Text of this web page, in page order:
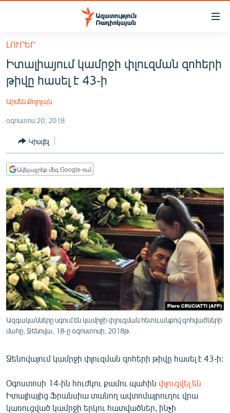
Մատչելիության
հիմնական
բովանդակությանը
Անցնել
հիմնական
մենյուին
ՀԱՅԱՍՏԱՆ
ՔԱՂԱՔԱԿԱՆ
ԸՆՏՐՈՒԹՅՈՒՆՆԵՐ 2026
ԻՐԱՎՈՒՆՔ
ՀԱՍԱՐԱԿՈՒԹՅՈՒՆ
ՏՆՏԵՍՈՒԹՅՈՒՆ
ՊԱՏԵՐԱԶՄԻ 6 ՇԱԲԱԹՆԵՐԸ
ՏԱՐԱԾԱՇՐՋԱՆ
ՄԻՋԱԶԳԱՅԻՆ
ՄՇԱԿՈՒՅԹ
ՍՊՈՐՏ
ՄԵԿՆԱԲԱՆՈՒԹՅՈՒՆ
ՏՏ ԵՒ ԻՆՏԵՐՆԵՏ
ԿՈՐՈՆԱՎԻՐՈՒՍ
ԲԱՆԱՎԵՃ
ՁԳՏԵԼՈՎ ԼԱՎԱԳՈՒՅՆԻՆ
ԼՈՒՐԵՐ
Իտալիայում կամրջի փլուզման զոհերի
թիվը հասել է 43-ի
Արմեն Քոլոյան
օգոստոս 20, 2018
Կիսվել
Ավելացրեք մեզ Google-ում
Ազգականները սգում են կամրջի փլուզման հետևանքով զոհվածների
մահը, Ջենովա, 18-ը օգոստոսի, 2018թ.
Ջենովայում կամրջի փլուզման զոհերի թիվը հասել է 43-ի:
Օգոստոսի 14-ին հուժկու քամու պահին փլուզվել են
Իտալիայից Ֆրանսիա տանող ավտոմայրուղու վրա
կառուցված կամրջի երկու հատվածներ, ինչի